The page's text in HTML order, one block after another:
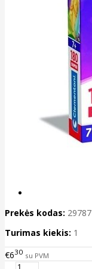
Prekės kodas: 29787
Turimas kiekis: 1
€630 su PVM